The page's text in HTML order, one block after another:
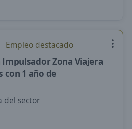
Empleo destacado
Zona Viajera
con 1 año de
del sector